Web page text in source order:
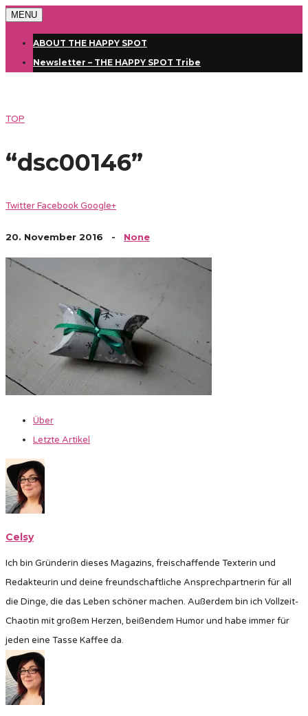
MENU
ABOUT THE HAPPY SPOT
Newsletter – THE HAPPY SPOT Tribe
TOP
“dsc00146”
TwitterFacebookGoogle+
20. November 2016 - None
Über
Letzte Artikel
Celsy
Ich bin Gründerin dieses Magazins, freischaffende Texterin und
Redakteurin und deine freundschaftliche Ansprechpartnerin für all
die Dinge, die das Leben schöner machen. Außerdem bin ich Vollzeit-
Chaotin mit großem Herzen, beißendem Humor und habe immer für
jeden eine Tasse Kaffee da.